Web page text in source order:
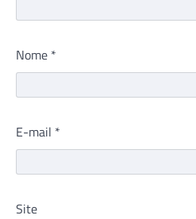
Nome *
E-mail *
Site